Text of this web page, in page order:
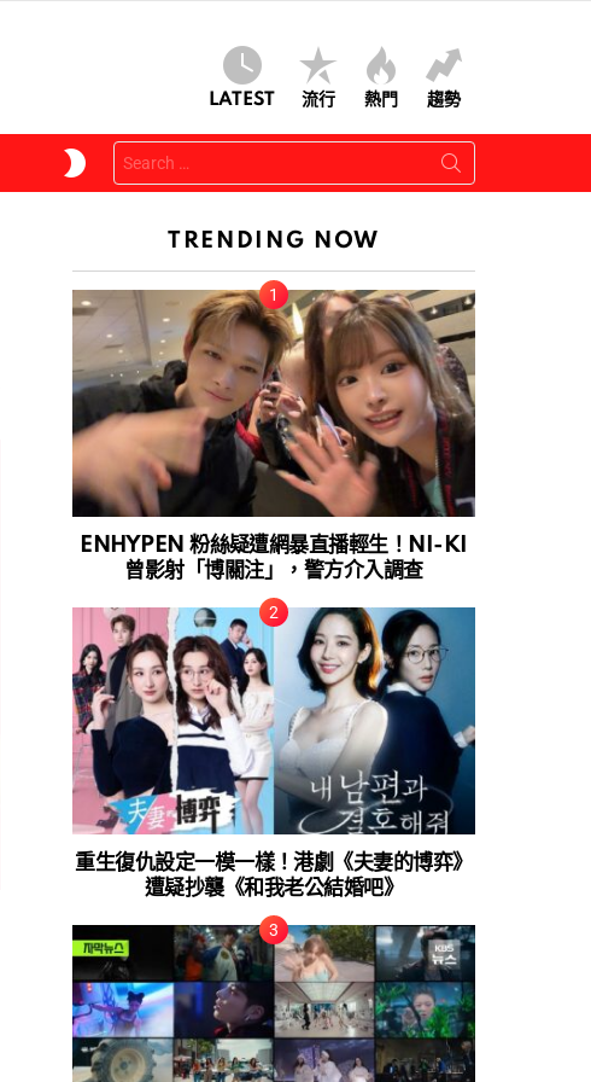
LATEST 流行 熱門 趨勢
SKIN
Search
for:
TRENDING NOW
ENHYPEN 粉絲疑遭網暴直播輕生！NI-KI
曾影射「博關注」，警方介入調查
重生復仇設定一模一樣！港劇《夫妻的博弈》
遭疑抄襲《和我老公結婚吧》